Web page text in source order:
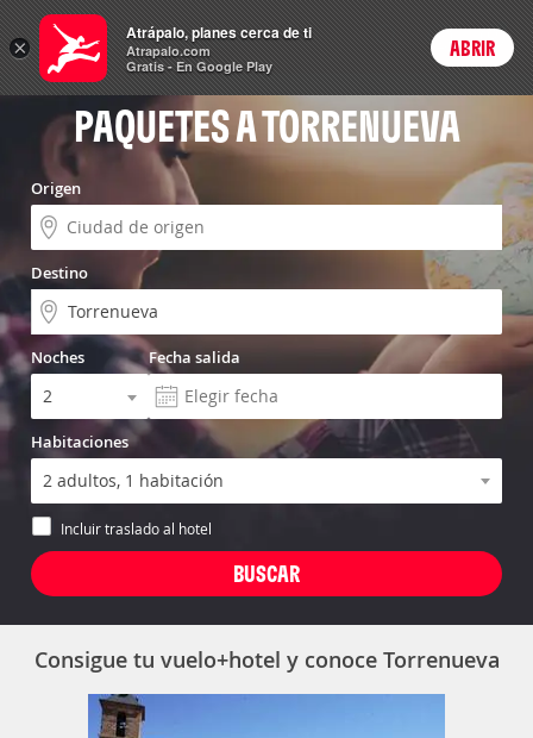
Vuelo+Hotel Login
PAQUETES A TORRENUEVA
Origen
Destino
Noches Fecha salida
Habitaciones
Incluir traslado al hotel
Consigue tu vuelo+hotel y conoce Torrenueva
×
Atrápalo, planes cerca de ti
Atrapalo.com
Gratis - En Google Play
ABRIR